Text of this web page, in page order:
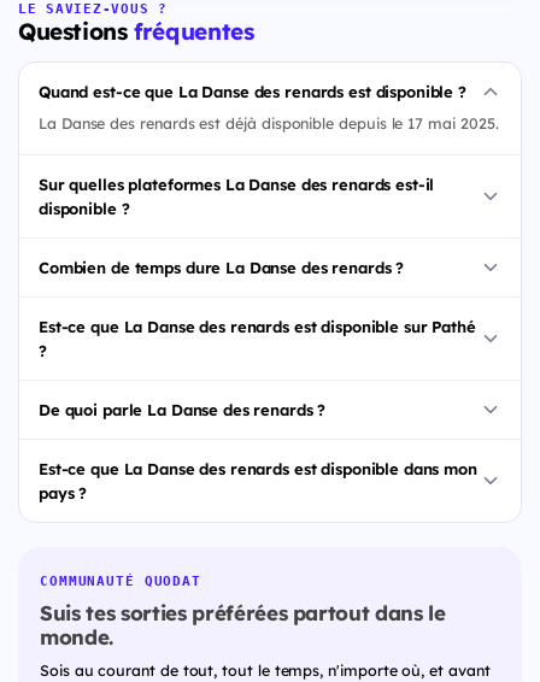
LE SAVIEZ-VOUS ?
Questionsfréquentes
Quand est-ce que La Danse des renards est disponible ?
La Danse des renards est déjà disponible depuis le 17 mai 2025.
Sur quelles plateformes La Danse des renards est-il
disponible ?
Combien de temps dure La Danse des renards ?
Est-ce que La Danse des renards est disponible sur Pathé
?
De quoi parle La Danse des renards ?
Est-ce que La Danse des renards est disponible dans mon
pays ?
COMMUNAUTÉ QUODAT
Suis tes sorties préférées partout dans le
monde.
Sois au courant de tout, tout le temps, n'importe où, et avant